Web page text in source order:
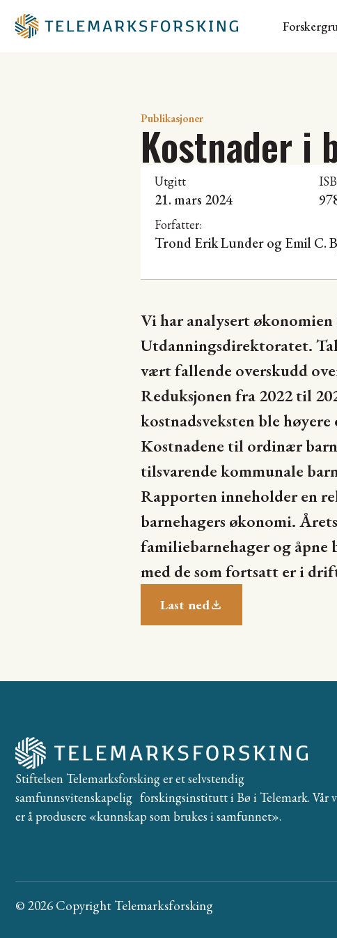
Publikasjoner
Kostnader i
Utgitt
21. mars 2024
Forfatter:
Trond Erik Lunderog Emil C.
Vi har analysert
Utdanningsdirektoratet.
vært fallende overskudd
Reduksjonen fra 2022 til
kostnadsveksten ble
Kostnadene til ordinær
tilsvarende kommunale
Rapporten inneholder en
barnehagers økonomi.
familiebarnehager og åpne
med de som fortsatt er i
Last ned
Stiftelsen Telemarksforsking er et selvstendig
samfunnsvitenskapelig forskingsinstitutt i Bø i Telemark. Vår
er å produsere «kunnskap som brukes i samfunnet».
© 2026 Copyright Telemarksforsking